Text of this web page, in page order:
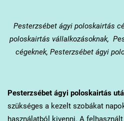
Pesterzsébet ágyi poloskairtás
poloskairtás vállalkozásoknak,
cégeknek, Pesterzsébet ágyi
Pesterzsébetágyi poloskairtás
szükséges a kezelt szobákat